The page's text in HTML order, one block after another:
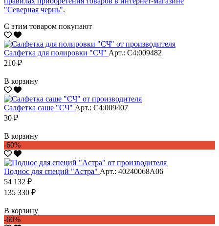
"Северная чернь".
С этим товаром покупают
Салфетка для полировки "CЧ" Арт.: С4:009482
210 ₽
В корзину
Салфетка саше "CЧ" Арт.: С4:009407
30 ₽
В корзину
-60%
Поднос для специй "Астра" Арт.: 40240068А06
54 132 ₽
135 330 ₽
В корзину
-60%